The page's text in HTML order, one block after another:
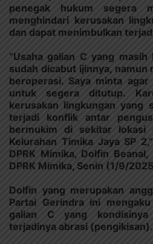
penegak hukum segera
menghindari kerusakan
dan dapat menimbulkan
“Usaha galian C yang
sudah dicabut ijinnya, namun
beroperasi. Saya minta
untuk segera ditutup.
kerusakan lingkungan yang
terjadi konflik antar
bermukim di sekitar lokasi
Kelurahan Timika Jaya SP
DPRK Mimika, Dolfin
DPRK Mimika, Senin (1/9/
Dolfin yang merupakan
Partai Gerindra ini
galian C yang
terjadinya abrasi (pengikisan).